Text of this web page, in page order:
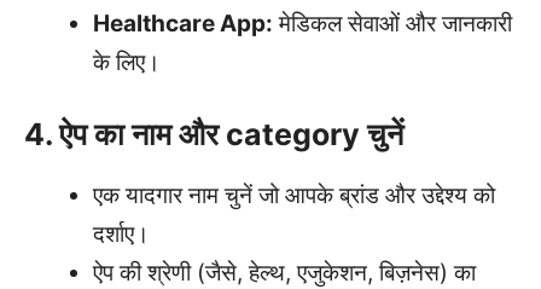
Healthcare App: मेडिकल सेवाओं और जानकारी
के लिए।
4. ऐप का नाम और category चुनें
एक यादगार नाम चुनें जो आपके ब्रांड और उद्देश्य को
दर्शाए।
ऐप की श्रेणी (जैसे, हेल्थ, एजुकेशन, बिज़नेस) का